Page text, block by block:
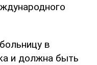
в
и должна быть